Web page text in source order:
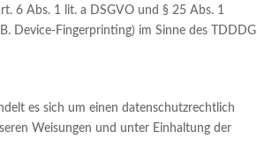
6 Abs. 1 lit. a DSGVO und § 25 Abs. 1
Device-Fingerprinting) im Sinne des TDDDG
es sich um einen datenschutzrechtlich
Weisungen und unter Einhaltung der